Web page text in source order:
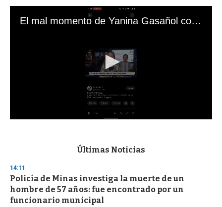
El mal momento de Yanina Gasañol con un hincha argentino en "Subrayado"
s
d
s
o
f
3
Últimas Noticias
14:11
Policía de Minas investiga la muerte de un
hombre de 57 años: fue encontrado por un
funcionario municipal